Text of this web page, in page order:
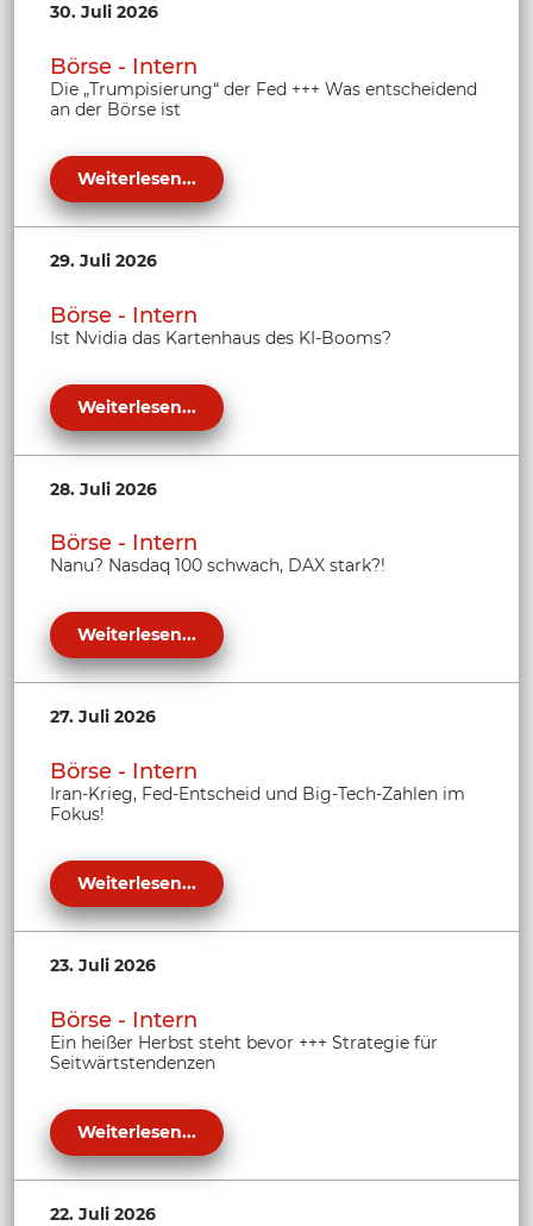
30. Juli 2026
Börse - Intern
Die „Trumpisierung“ der Fed +++ Was entscheidend
an der Börse ist
Weiterlesen...
29. Juli 2026
Börse - Intern
Ist Nvidia das Kartenhaus des KI-Booms?
Weiterlesen...
28. Juli 2026
Börse - Intern
Nanu? Nasdaq 100 schwach, DAX stark?!
Weiterlesen...
27. Juli 2026
Börse - Intern
Iran-Krieg, Fed-Entscheid und Big-Tech-Zahlen im
Fokus!
Weiterlesen...
23. Juli 2026
Börse - Intern
Ein heißer Herbst steht bevor +++ Strategie für
Seitwärtstendenzen
Weiterlesen...
22. Juli 2026